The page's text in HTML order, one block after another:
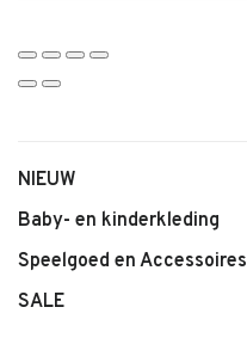
NIEUW
Baby- en kinderkleding
Speelgoed en Accessoires
SALE